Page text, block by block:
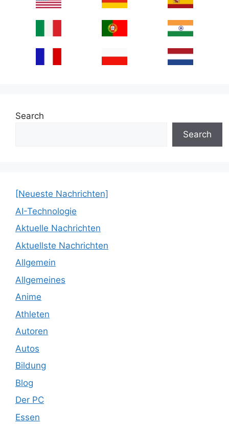
Search
Search
[Neueste Nachrichten]
AI-Technologie
Aktuelle Nachrichten
Aktuellste Nachrichten
Allgemein
Allgemeines
Anime
Athleten
Autoren
Autos
Bildung
Blog
Der PC
Essen